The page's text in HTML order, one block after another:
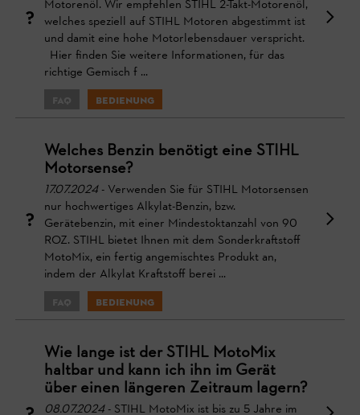
Motorenöl. Wir empfehlen STIHL 2-Takt-Motorenöl,
welches speziell auf STIHL Motoren abgestimmt ist
und damit eine hohe Motorlebensdauer verspricht.
Hier finden Sie weitere Informationen, für das
richtige Gemisch f ...
FAQ Bedienung
Welches Benzin benötigt eine STIHL
Motorsense?
17.07.2024- Verwenden Sie für STIHL Motorsensen
nur hochwertiges Alkylat-Benzin, bzw.
Gerätebenzin, mit einer Mindestoktanzahl von 90
ROZ. STIHL bietet Ihnen mit dem Sonderkraftstoff
MotoMix, ein fertig angemischtes Produkt an,
indem der Alkylat Kraftstoff berei ...
FAQ Bedienung
Wie lange ist der STIHL MotoMix
haltbar und kann ich ihn im Gerät
über einen längeren Zeitraum lagern?
08.07.2024- STIHL MotoMix ist bis zu 5 Jahre im